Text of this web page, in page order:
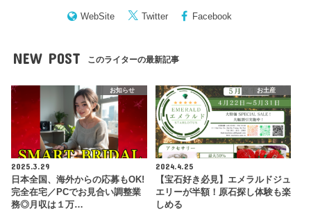
WebSite Twitter Facebook
NEW POST このライターの最新記事
お知らせ
2025.3.29
日本全国、海外からの応募もOK!
完全在宅／PCでお見合い調整業
務◎月収は１万…
お土産
2024.4.25
【宝石好き必見】エメラルドジュ
エリーが半額！原石探し体験も楽
しめる